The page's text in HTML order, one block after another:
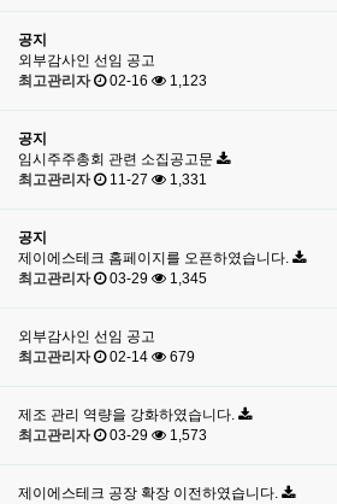
공지
외부감사인 선임 공고
최고관리자
02-16 1,123
공지
임시주주총회 관련 소집공고문
최고관리자
11-27 1,331
공지
제이에스테크 홈페이지를 오픈하였습니다.
최고관리자
03-29 1,345
외부감사인 선임 공고
최고관리자
02-14 679
제조 관리 역량을 강화하였습니다.
최고관리자
03-29 1,573
제이에스테크 공장 확장 이전하였습니다.